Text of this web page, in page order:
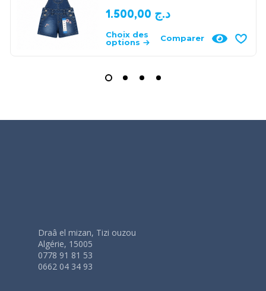
د.ج
Choix des
options
Comparer
Draâ el mizan, Tizi ouzou
Algérie, 15005
0778 91 81 53
0662 04 34 93